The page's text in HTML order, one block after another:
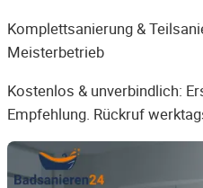
Komplettsanierung &
Meisterbetrieb
Kostenlos & unverbindlich:
Empfehlung. Rückruf